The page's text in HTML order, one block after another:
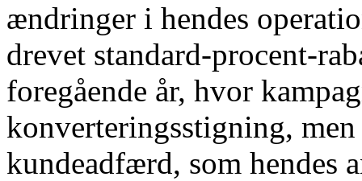
ændringer i hendes
drevet standard-procent-
foregående år, hvor
konverteringsstigning,
kundeadfærd, som hendes